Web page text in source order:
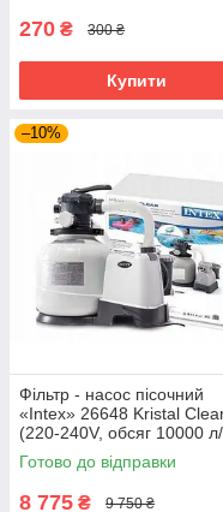
270 ₴ 300 ₴
Купити
–10%
Фільтр - насос пісочний
«Intex» 26648 Kristal
(220-240V, обсяг 10000
Готово до відправки
8 775 ₴ 9 750 ₴